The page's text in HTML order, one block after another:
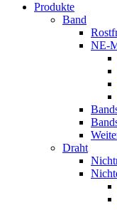
Produkte
Band
NE-
Draht